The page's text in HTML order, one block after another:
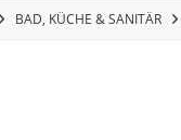
BAD, KÜCHE & SANITÄR